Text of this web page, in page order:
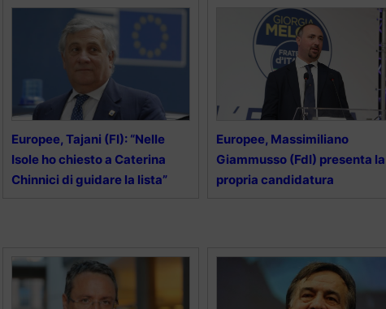
Europee, Tajani (FI): “Nelle
Isole ho chiesto a Caterina
Chinnici di guidare la lista”
Europee, Massimiliano
Giammusso (FdI) presenta la
propria candidatura